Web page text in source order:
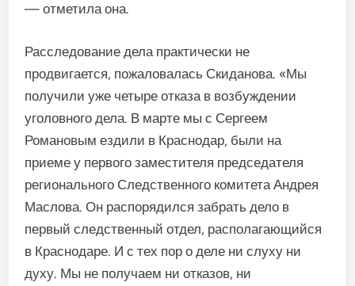
— отметила она.
Расследование дела практически не
продвигается, пожаловалась Скиданова. «Мы
получили уже четыре отказа в возбуждении
уголовного дела. В марте мы с Сергеем
Романовым ездили в Краснодар, были на
приеме у первого заместителя председателя
регионального Следственного комитета Андрея
Маслова. Он распорядился забрать дело в
первый следственный отдел, располагающийся
в Краснодаре. И с тех пор о деле ни слуху ни
духу. Мы не получаем ни отказов, ни